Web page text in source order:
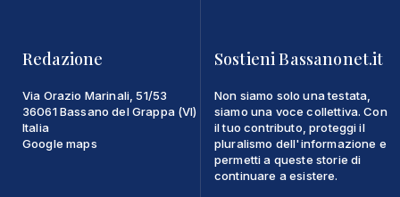
Redazione
Via Orazio Marinali, 51/53
36061 Bassano del Grappa (VI)
Italia
Google maps
Sostieni Bassanonet.it
Non siamo solo una testata,
siamo una voce collettiva. Con
il tuo contributo, proteggi il
pluralismo dell'informazione e
permetti a queste storie di
continuare a esistere.